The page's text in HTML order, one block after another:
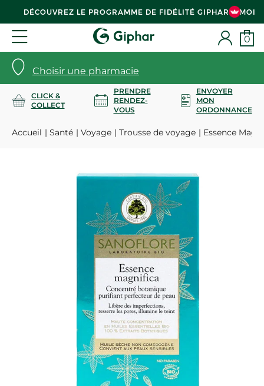
DÉCOUVREZ LE PROGRAMME DE FIDÉLITÉ GIPHAR & MOI
Choisir une pharmacie
0
CLICK &
COLLECT
PRENDRE
RENDEZ-
VOUS
ENVOYER
MON
ORDONNANCE
Accueil Santé Voyage Trousse de voyage Essence